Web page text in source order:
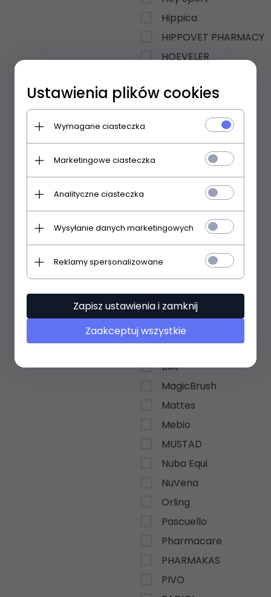
Hippica
HIPPOVET PHARMACY
HOEVELER
HorseLinePRO
Kavalkade
KENTUCKY
KEP ITALIA
Końska cukierenka
Lamicell
Leovet
Likit
MagicBrush
Mattes
Mebio
MUSTAD
Nuba Equi
NuVena
Orling
Pascuello
Pharmacare
PHARMAKAS
PIVO
Ustawienia plików cookies
Wymagane ciasteczka
Marketingowe ciasteczka
Analityczne ciasteczka
Wysyłanie danych marketingowych
Reklamy spersonalizowane
Zapisz ustawienia i zamknij
Zaakceptuj wszystkie